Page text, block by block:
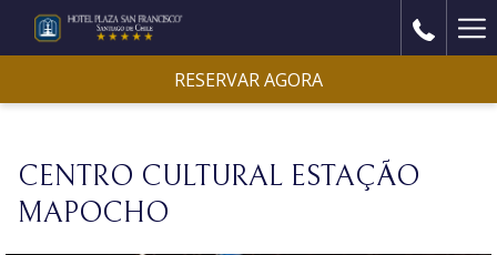
RESERVAR AGORA
CENTRO CULTURAL ESTAÇÃO
MAPOCHO